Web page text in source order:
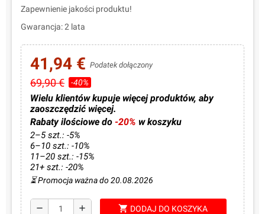
Zapewnienie jakości produktu!
Gwarancja: 2 lata
41,94 €Podatek dołączony
69,90 € -40%
Wielu klientów kupuje więcej produktów, aby
zaoszczędzić więcej.
Rabaty ilościowe do-20% w koszyku
2–5 szt.: -5%
6–10 szt.: -10%
11–20 szt.: -15%
21+ szt.: -20%
⏳ Promocja ważna do 20.08.2026
remove add shopping_cart DODAJ DO KOSZYKA